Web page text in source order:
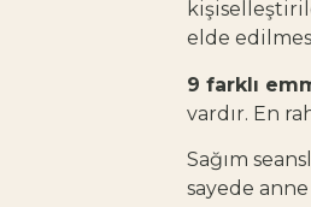
elde
9 farklı
vardır. En
Sağım
sayede